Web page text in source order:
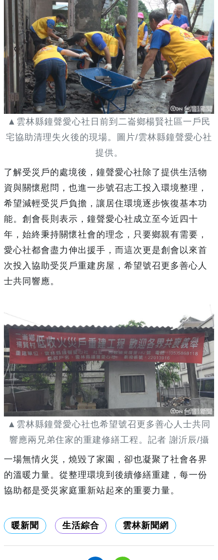
▲雲林縣鐘聲愛心社日前到二崙鄉楊賢社區一戶民
宅協助清理失火後的現場。圖片/雲林縣鐘聲愛心社
提供。
了解受災戶的處境後，鐘聲愛心社除了提供生活物
資與關懷慰問，也進一步號召志工投入環境整理，
希望減輕受災戶負擔，讓居住環境逐步恢復基本功
能。創會長則表示，鐘聲愛心社成立至今近四十
年，始終秉持關懷社會的理念，只要鄉親有需要，
愛心社都會盡力伸出援手，而這次更是創會以來首
次投入協助受災戶重建房屋，希望號召更多善心人
士共同響應。
▲雲林縣鐘聲愛心社也希望號召更多善心人士共同
響應兩兄弟住家的重建修繕工程。記者 謝沂辰/攝
一場無情火災，燒毀了家園，卻也凝聚了社會各界
的溫暖力量。從整理環境到後續修繕重建，每一份
協助都是受災家庭重新站起來的重要力量。
暖新聞 生活綜合 雲林新聞網